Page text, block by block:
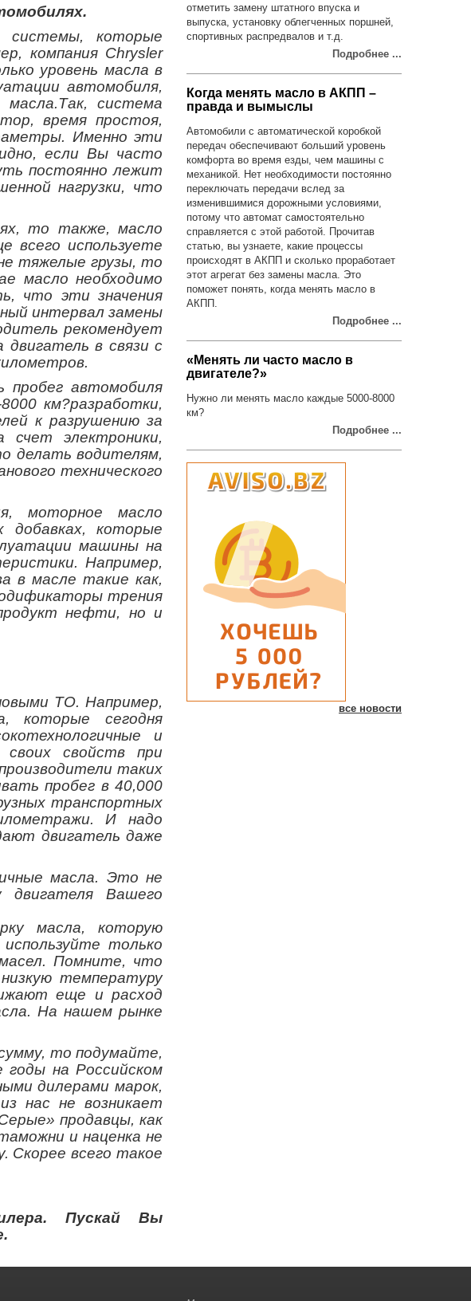
системы, которые
компания Chrysler
уровень масла в
автомобиля,
масла.Так, система
время простоя,
Именно эти
если Вы часто
постоянно лежит
нагрузки, что
то также, масло
всего используете
тяжелые грузы, то
масло необходимо
что эти значения
интервал замены
рекомендует
в связи с
пробег автомобиля
км?разработки,
к разрушению за
счет электроники,
делать водителям,
технического
моторное масло
добавках, которые
машины на
Например,
в масле такие как,
трения
нефти, но и
ТО. Например,
которые сегодня
и
свойств при
таких
пробег в 40,000
транспортных
И надо
двигатель даже
масла. Это не
Вашего
масла, которую
только
Помните, что
температуру
еще и расход
На нашем рынке
то подумайте,
на Российском
дилерами марок,
нас не возникает
продавцы, как
и наценка не
Скорее всего такое
Пускай Вы
отметить замену штатного впуска и
выпуска, установку облегченных поршней,
спортивных распредвалов и т.д.
Подробнее ...
Когда менять масло в АКПП –
правда и вымыслы
Автомобили с автоматической коробкой
передач обеспечивают больший уровень
комфорта во время езды, чем машины с
механикой. Нет необходимости постоянно
переключать передачи вслед за
изменившимися дорожными условиями,
потому что автомат самостоятельно
справляется с этой работой. Прочитав
статью, вы узнаете, какие процессы
происходят в АКПП и сколько проработает
этот агрегат без замены масла. Это
поможет понять, когда менять масло в
АКПП.
Подробнее ...
«Менять ли часто масло в
двигателе?»
Нужно ли менять масло каждые 5000-8000
км?
Подробнее ...
все новости